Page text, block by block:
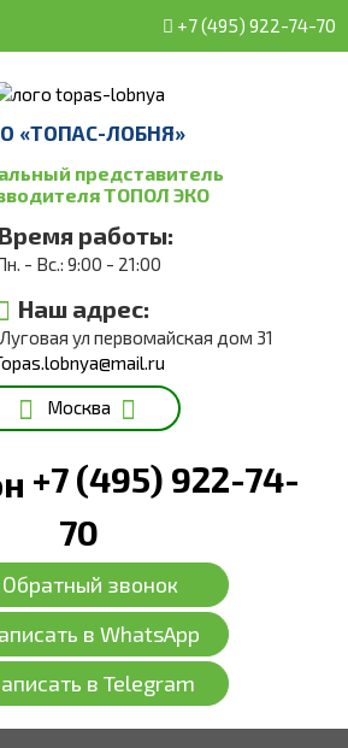
«ТОПАС-ЛОБНЯ»
представитель
ТОПОЛ ЭКО
Время работы:
- Вс.: 9:00 - 21:00
Наш адрес:
ул первомайская дом 31
Москва
+7 (495) 922-74-
70
Обратный звонок
в WhatsApp
в Telegram
+7 (495) 922-74-70